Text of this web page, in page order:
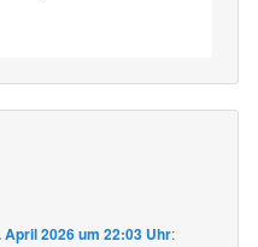
April 2026 um 22:03 Uhr: